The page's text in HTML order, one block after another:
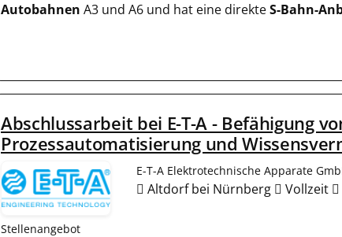
Autobahnen A3 und A6 und hat eine direkteS-Bahn-
Abschlussarbeit bei E-T-A - Befähigung
Prozessautomatisierung und
E-T-A Elektrotechnische Apparate
Altdorf bei Nürnberg Vollzeit
Stellenangebot